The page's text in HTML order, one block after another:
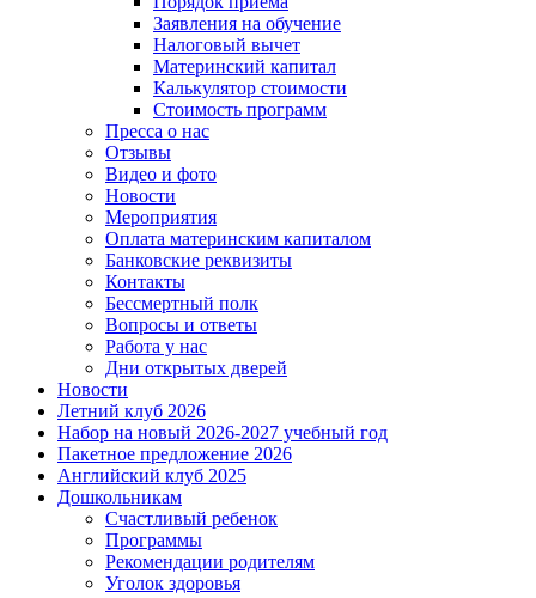
Заявления на обучение
Налоговый вычет
Материнский капитал
Калькулятор стоимости
Стоимость программ
Пресса о нас
Отзывы
Видео и фото
Новости
Мероприятия
Оплата материнским капиталом
Банковские реквизиты
Контакты
Бессмертный полк
Вопросы и ответы
Работа у нас
Дни открытых дверей
Новости
Летний клуб 2026
Набор на новый 2026-2027 учебный год
Пакетное предложение 2026
Английский клуб 2025
Дошкольникам
Счастливый ребенок
Программы
Рекомендации родителям
Уголок здоровья